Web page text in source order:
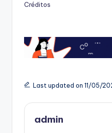
Créditos
Last updated on 11/05/
admin